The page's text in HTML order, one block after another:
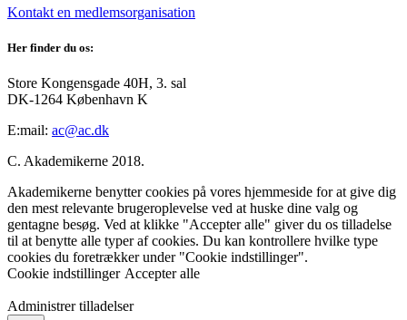
Kontakt en medlemsorganisation
Her finder du os:
Store Kongensgade 40H, 3. sal
DK-1264 København K
E:mail: ac@ac.dk
C. Akademikerne 2018.
Akademikerne benytter cookies på vores hjemmeside for at give dig
den mest relevante brugeroplevelse ved at huske dine valg og
gentagne besøg. Ved at klikke "Accepter alle" giver du os tilladelse
til at benytte alle typer af cookies. Du kan kontrollere hvilke type
cookies du foretrækker under "Cookie indstillinger".
Cookie indstillinger Accepter alle
Administrer tilladelser